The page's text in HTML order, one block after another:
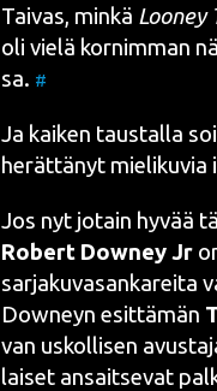
Tai­vas, min­kä Loo­ney
oli vie­lä kor­nim­man
sa. #
Ja kai­ken taus­tal­la
herät­tä­nyt mie­li­ku­via
Jos nyt jotain hyvää
Robert Dow­ney Jr
sar­ja­ku­va­san­ka­rei­ta
Dow­neyn esit­tä­män
van uskol­li­sen
lai­set ansait­se­vat